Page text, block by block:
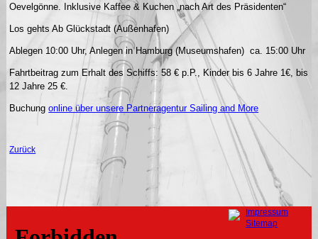
Oevelgönne. Inklusive Kaffee & Kuchen „nach Art des Präsidenten“
Los gehts Ab Glückstadt (Außenhafen)
Ablegen 10:00 Uhr, Anlegen in Hamburg (Museumshafen) ca. 15:00 Uhr
Fahrtbeitrag zum Erhalt des Schiffs: 58 € p.P., Kinder bis 6 Jahre 1€, bis
12 Jahre 25 €.
Buchungonline über unsere Partneragentur Sailing and More
Zurück
Navigation
überspringen
Impressum
Sitemap